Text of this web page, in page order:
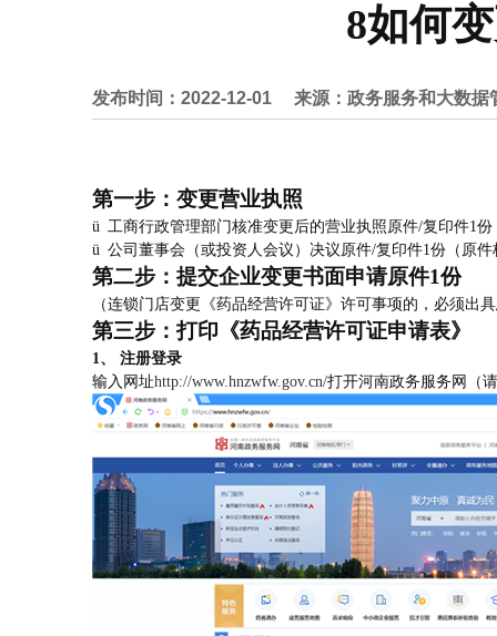
8如何
发布时间：2022-12-01 来源：政务服务和大数据
第一步：变更营业执照
ü 工商行政管理部门核准变更后的营业执照原件/复印件1份
ü 公司董事会（或投资人会议）决议原件/复印件1份（原件
第二步：提交企业变更书面申请原件1份
（连锁门店变更《药品经营许可证》许可事项的，必须出
第三步：打印《药品经营许可证申请表》
1、 注册登录
输入网址http://www.hnzwfw.gov.cn/打开河南政务服务网（